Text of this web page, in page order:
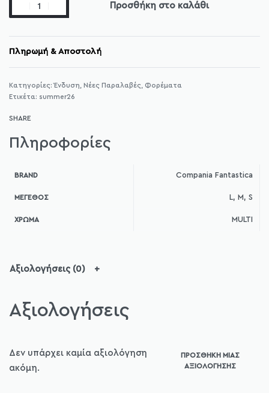
Προσθήκη στο καλάθι
Πληρωμή & Αποστολή
Κατηγορίες:Ένδυση Νέες Παραλαβές
Φορέματα
Ετικέτα: summer26
SHARE
Πληροφορίες
BRAND Compania Fantastica
ΜΈΓΕΘΟΣ L, M, S
ΧΡΏΜΑ MULTI
Αξιολογήσεις (0)
Αξιολογήσεις
Δεν υπάρχει καμία αξιολόγηση
ακόμη.
ΠΡΟΣΘΉΚΗ ΜΊΑΣ
ΑΞΙΟΛΌΓΗΣΗΣ